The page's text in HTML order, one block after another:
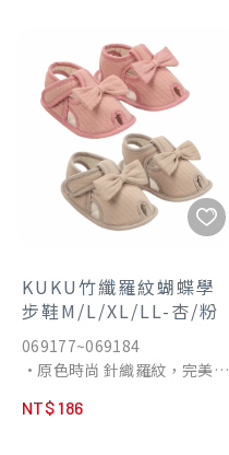
軟的矽膠材質製成：吸管前端
呈現「十」字型切口，即使打
翻了或是掉落地上，也不容易
溢漏出來。
•不含雙酚A(BPA)，高級PP
材質製成，耐熱及穩定性高。
•可調式揹帶，適合各個年齡
KUKU竹纖羅紋蝴蝶學
步鞋M/L/XL/LL-杏/粉
069177~069184
•原色時尚 針織羅紋，完美呈
•讓寶寶踏出的每一步，都走
NT$ 186